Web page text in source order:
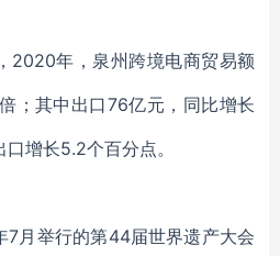
2020年，泉州跨境电商贸易额
；其中出口76亿元，同比增长
增长5.2个百分点。
7月举行的第44届世界遗产大会